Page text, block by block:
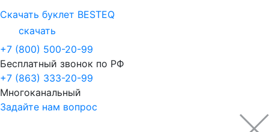
Скачать буклет BESTEQ
скачать
+7 (800) 500-20-99
Бесплатный звонок по РФ
+7 (863) 333-20-99
Многоканальный
Задайте нам вопрос